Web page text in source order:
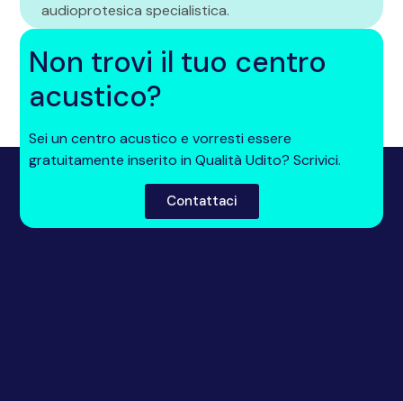
audioprotesica specialistica.
Non trovi il tuo centro
acustico?
Sei un centro acustico e vorresti essere
gratuitamente inserito in Qualità Udito? Scrivici.
Contattaci